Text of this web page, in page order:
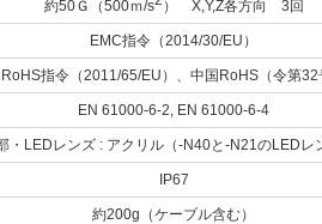
約50Ｇ（500ｍ/s ） X,Y,Z各方向 3回
EMC指令（2014/30/EU）
RoHS指令（2011/65/EU）、中国RoHS（令第32
EN 61000-6-2, EN 61000-6-4
・LEDレンズ : アクリル（-N40と-N21のLEDレ
IP67
約200g（ケーブル含む）